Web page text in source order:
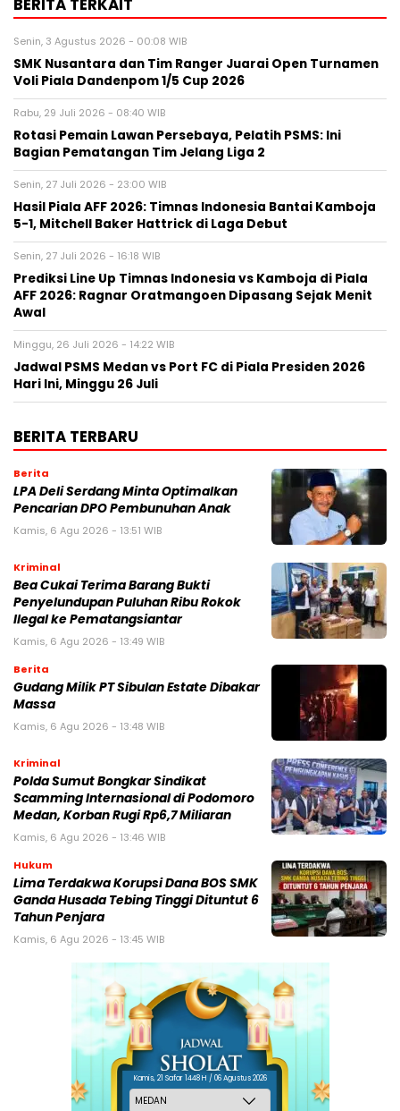
Senin, 3 Agustus 2026 - 00:08 WIB
SMK Nusantara dan Tim Ranger Juarai Open Turnamen
Voli Piala Dandenpom 1/5 Cup 2026
Rabu, 29 Juli 2026 - 08:40 WIB
Rotasi Pemain Lawan Persebaya, Pelatih PSMS: Ini
Bagian Pematangan Tim Jelang Liga 2
Senin, 27 Juli 2026 - 23:00 WIB
Hasil Piala AFF 2026: Timnas Indonesia Bantai Kamboja
5-1, Mitchell Baker Hattrick di Laga Debut
Senin, 27 Juli 2026 - 16:18 WIB
Prediksi Line Up Timnas Indonesia vs Kamboja di Piala
AFF 2026: Ragnar Oratmangoen Dipasang Sejak Menit
Awal
Minggu, 26 Juli 2026 - 14:22 WIB
Jadwal PSMS Medan vs Port FC di Piala Presiden 2026
Hari Ini, Minggu 26 Juli
BERITA TERBARU
Berita
LPA Deli Serdang Minta Optimalkan
Pencarian DPO Pembunuhan Anak
Kamis, 6 Agu 2026 - 13:51 WIB
Kriminal
Bea Cukai Terima Barang Bukti
Penyelundupan Puluhan Ribu Rokok
Ilegal ke Pematangsiantar
Kamis, 6 Agu 2026 - 13:49 WIB
Berita
Gudang Milik PT Sibulan Estate Dibakar
Massa
Kamis, 6 Agu 2026 - 13:48 WIB
Kriminal
Polda Sumut Bongkar Sindikat
Scamming Internasional di Podomoro
Medan, Korban Rugi Rp6,7 Miliaran
Kamis, 6 Agu 2026 - 13:46 WIB
Hukum
Lima Terdakwa Korupsi Dana BOS SMK
Ganda Husada Tebing Tinggi Dituntut 6
Tahun Penjara
Kamis, 6 Agu 2026 - 13:45 WIB
Kamis, 21 Safar 1448 H / 06 Agustus 2026